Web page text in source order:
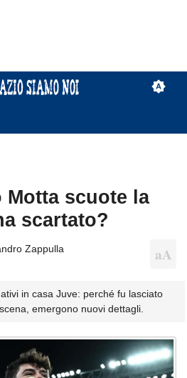
Motta scuote la
scartato?
Zappulla
in casa Juve: perché fu lasciato
emergono nuovi dettagli.